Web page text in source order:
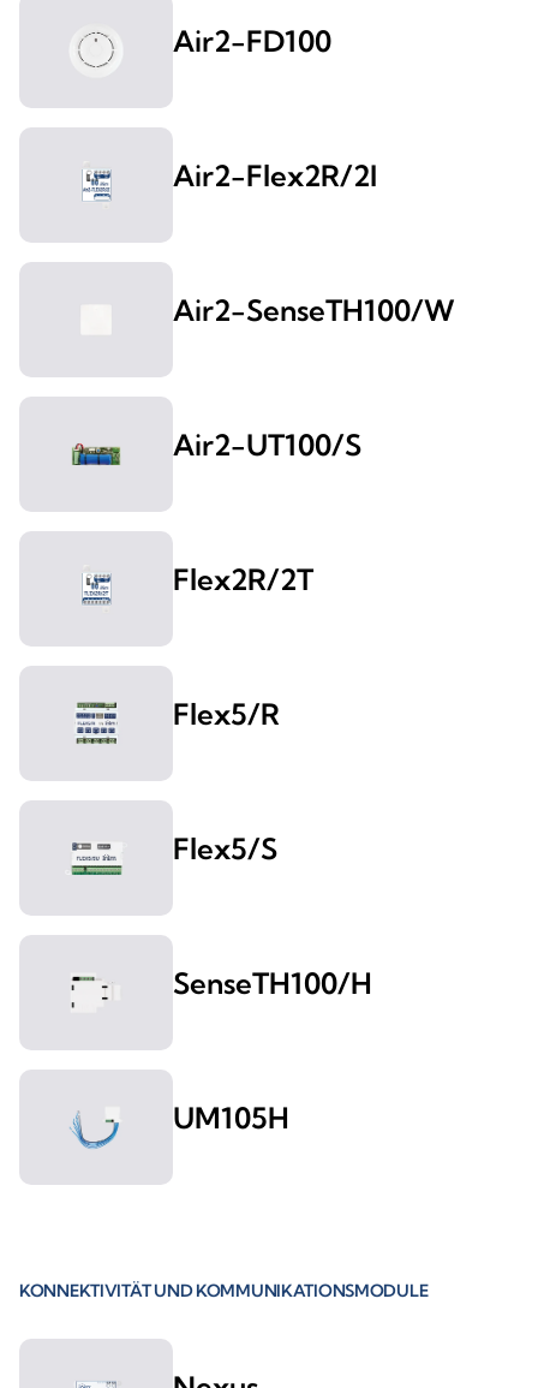
Air2-FD100
Air2-Flex2R/2I
Air2-SenseTH100/W
Air2-UT100/S
Flex2R/2T
Flex5/R
Flex5/S
SenseTH100/H
UM105H
KONNEKTIVITÄT UND KOMMUNIKATIONSMODULE